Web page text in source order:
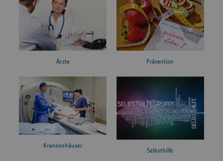
Ärzte Prävention
Krankenhäuser
Selbsthilfe